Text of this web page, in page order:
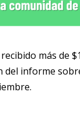
más de
del informe